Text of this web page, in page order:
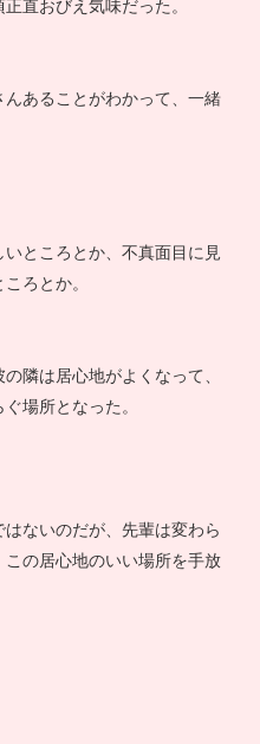
直おびえ気味だった。
あることがわかって、一緒
ところとか、不真面目に見
ろとか。
隣は居心地がよくなって、
場所となった。
ないのだが、先輩は変わら
の居心地のいい場所を手放